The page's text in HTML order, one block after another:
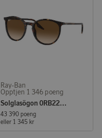
Ray-Ban
Opptjen 1 346 poeng
Solglasögon 0RB2204 Havana, Light Brown
43 390 poeng
eller 1 345 kr